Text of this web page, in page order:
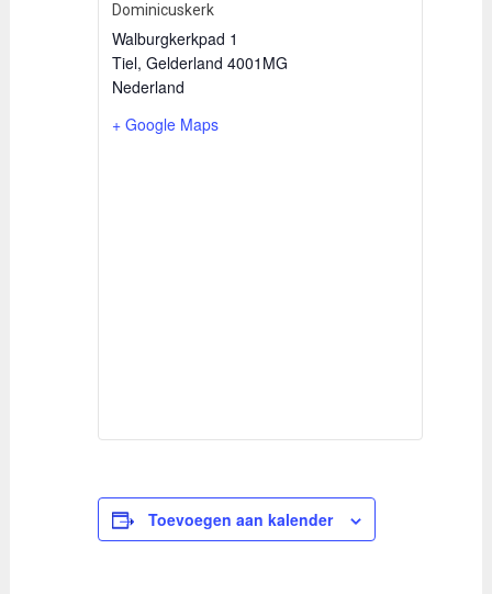
Dominicuskerk
Walburgkerkpad 1
Tiel, Gelderland 4001MG
Nederland
+ Google Maps
Toevoegen aan kalender